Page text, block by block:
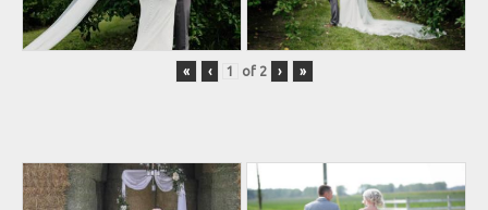
« ‹ of 2 › »